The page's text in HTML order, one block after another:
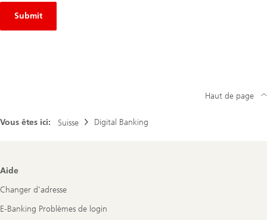
Submit
Vous êtes ici: Suisse Digital Banking
Haut de page
Footer
Aide
Changer d’adresse
E-Banking Problèmes de login